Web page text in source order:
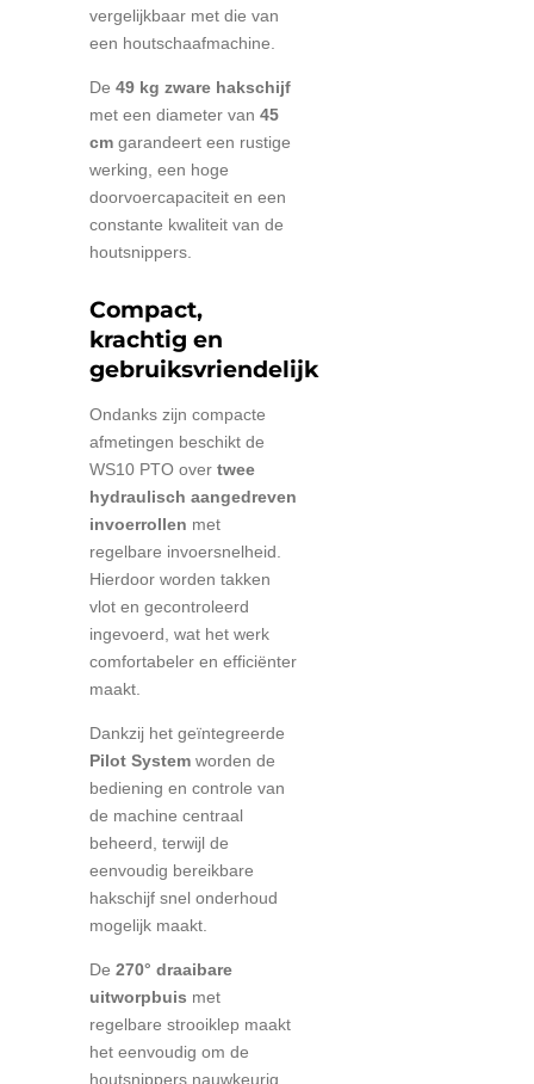
vergelijkbaar met die van
een houtschaafmachine.
De 49 kg zware hakschijf
met een diameter van 45
cm garandeert een rustige
werking, een hoge
doorvoercapaciteit en een
constante kwaliteit van de
houtsnippers.
Compact,
krachtig en
gebruiksvriendelijk
Ondanks zijn compacte
afmetingen beschikt de
WS10 PTO over twee
hydraulisch aangedreven
invoerrollen met
regelbare invoersnelheid.
Hierdoor worden takken
vlot en gecontroleerd
ingevoerd, wat het werk
comfortabeler en efficiënter
maakt.
Dankzij het geïntegreerde
Pilot System worden de
bediening en controle van
de machine centraal
beheerd, terwijl de
eenvoudig bereikbare
hakschijf snel onderhoud
mogelijk maakt.
De 270° draaibare
uitworpbuis met
regelbare strooiklep maakt
het eenvoudig om de
houtsnippers nauwkeurig